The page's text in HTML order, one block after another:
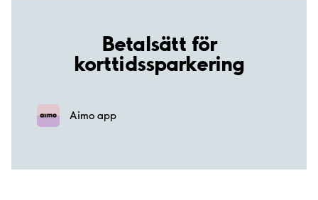
Betalsätt för
korttidssparkering
Aimo app